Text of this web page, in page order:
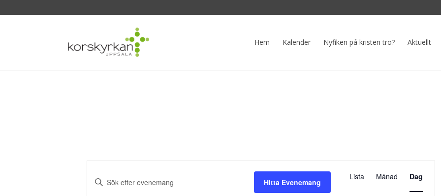
Hem Kalender Nyfiken på kristen tro? Aktuellt
Evenemang
Search
Ange
nyckelord.
Hitta Evenemang
Evenemang
vynavigering
Lista Månad Dag